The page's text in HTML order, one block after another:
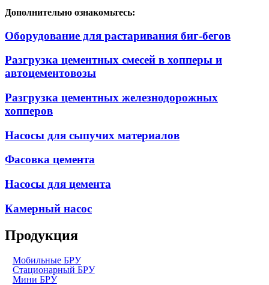
Дополнительно ознакомьтесь:
Оборудование для растаривания биг-бегов
Разгрузка цементных смесей в хопперы и
автоцементовозы
Разгрузка цементных железнодорожных
хопперов
Насосы для сыпучих материалов
Фасовка цемента
Насосы для цемента
Камерный насос
Продукция
Мобильные БРУ
Стационарный БРУ
Мини БРУ